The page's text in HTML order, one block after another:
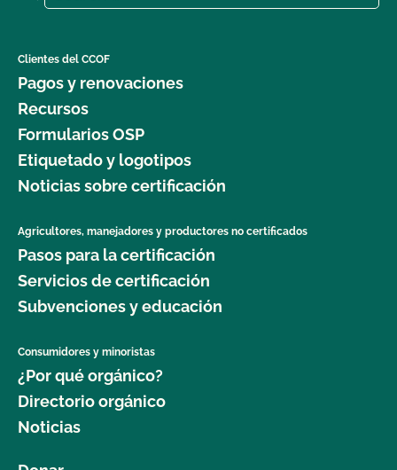
Clientes del CCOF
Pagos y renovaciones
Recursos
Formularios OSP
Etiquetado y logotipos
Noticias sobre certificación
Agricultores, manejadores y productores no certificados
Pasos para la certificación
Servicios de certificación
Subvenciones y educación
Consumidores y minoristas
¿Por qué orgánico?
Directorio orgánico
Noticias